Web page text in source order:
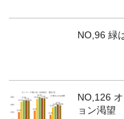
NO,96 緑
NO,126
ョン渇望